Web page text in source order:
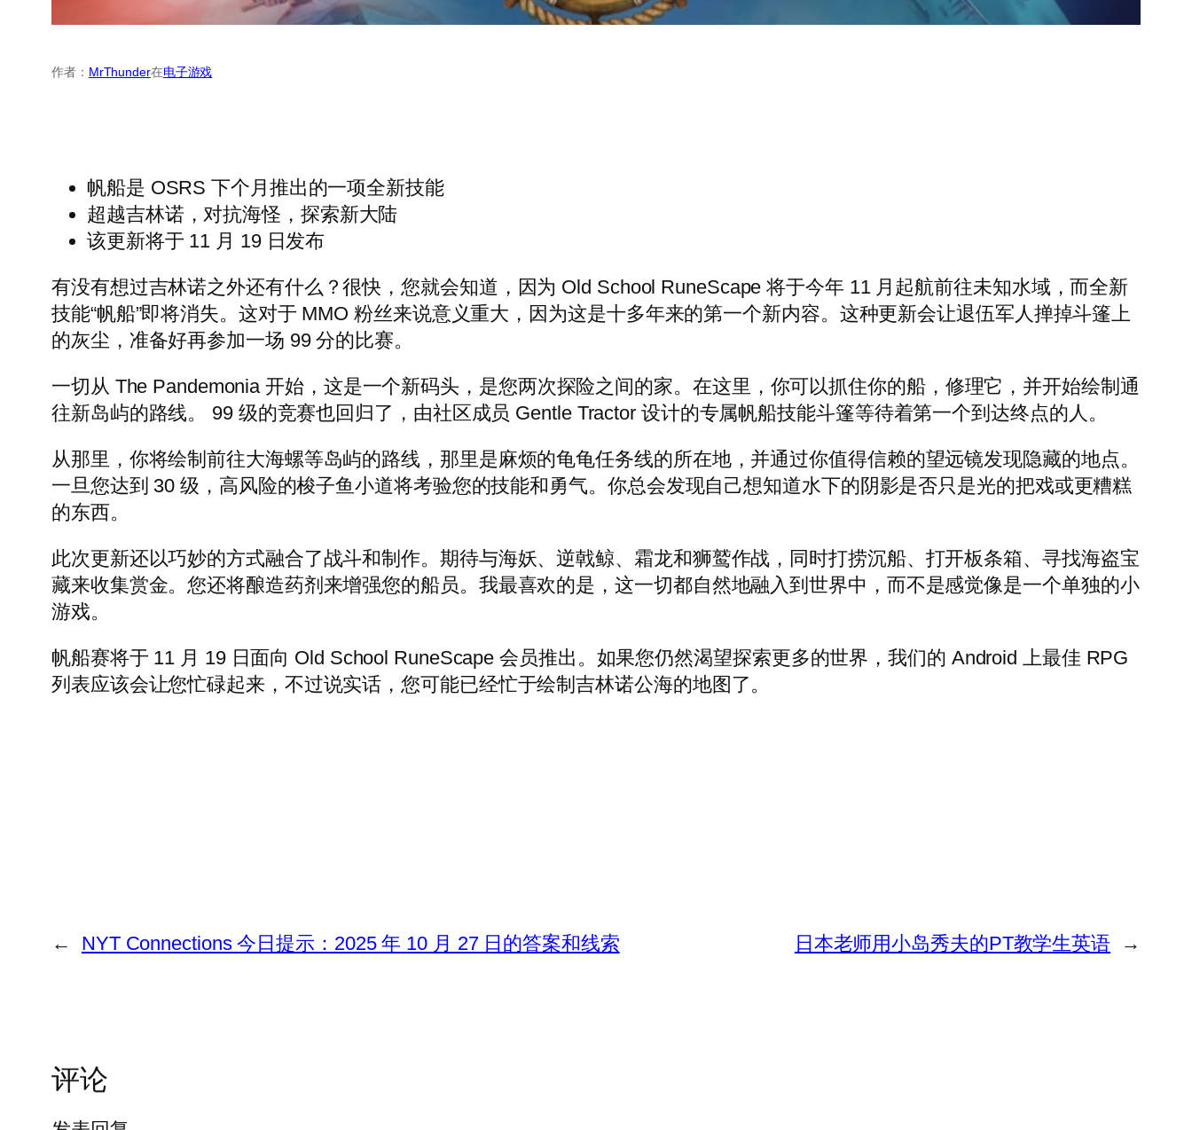
作者： MrThunder在电子游戏
帆船是 OSRS 下个月推出的一项全新技能
超越吉林诺，对抗海怪，探索新大陆
该更新将于 11 月 19 日发布
有没有想过吉林诺之外还有什么？很快，您就会知道，因为 Old School RuneScape 将于今年 11 月起航前往未知水域，而全新
技能“帆船”即将消失。这对于 MMO 粉丝来说意义重大，因为这是十多年来的第一个新内容。这种更新会让退伍军人掸掉斗篷上
的灰尘，准备好再参加一场 99 分的比赛。
一切从 The Pandemonia 开始，这是一个新码头，是您两次探险之间的家。在这里，你可以抓住你的船，修理它，并开始绘制通
往新岛屿的路线。 99 级的竞赛也回归了，由社区成员 Gentle Tractor 设计的专属帆船技能斗篷等待着第一个到达终点的人。
从那里，你将绘制前往大海螺等岛屿的路线，那里是麻烦的龟龟任务线的所在地，并通过你值得信赖的望远镜发现隐藏的地点。
一旦您达到 30 级，高风险的梭子鱼小道将考验您的技能和勇气。你总会发现自己想知道水下的阴影是否只是光的把戏或更糟糕
的东西。
此次更新还以巧妙的方式融合了战斗和制作。期待与海妖、逆戟鲸、霜龙和狮鹫作战，同时打捞沉船、打开板条箱、寻找海盗宝
藏来收集赏金。您还将酿造药剂来增强您的船员。我最喜欢的是，这一切都自然地融入到世界中，而不是感觉像是一个单独的小
游戏。
帆船赛将于 11 月 19 日面向 Old School RuneScape 会员推出。如果您仍然渴望探索更多的世界，我们的 Android 上最佳 RPG
列表应该会让您忙碌起来，不过说实话，您可能已经忙于绘制吉林诺公海的地图了。
← NYT Connections 今日提示：2025 年 10 月 27 日的答案和线索 日本老师用小岛秀夫的PT教学生英语 →
评论